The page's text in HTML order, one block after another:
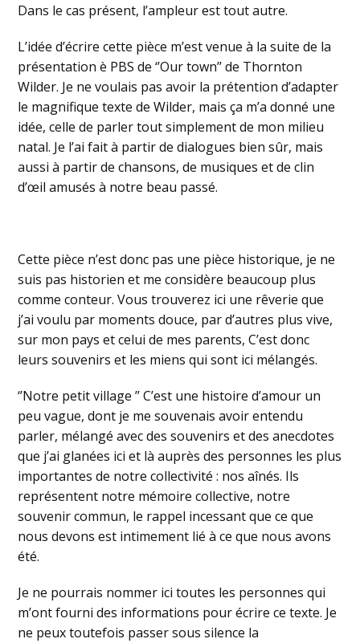
Dans le cas présent, l’ampleur est tout autre.
L’idée d’écrire cette pièce m’est venue à la suite de la
présentation è PBS de ‘’Our town’’ de Thornton
Wilder. Je ne voulais pas avoir la prétention d’adapter
le magnifique texte de Wilder, mais ça m’a donné une
idée, celle de parler tout simplement de mon milieu
natal. Je l’ai fait à partir de dialogues bien sûr, mais
aussi à partir de chansons, de musiques et de clin
d’œil amusés à notre beau passé.
Cette pièce n’est donc pas une pièce historique, je ne
suis pas historien et me considère beaucoup plus
comme conteur. Vous trouverez ici une rêverie que
j’ai voulu par moments douce, par d’autres plus vive,
sur mon pays et celui de mes parents, C’est donc
leurs souvenirs et les miens qui sont ici mélangés.
‘’Notre petit village ’’ C’est une histoire d’amour un
peu vague, dont je me souvenais avoir entendu
parler, mélangé avec des souvenirs et des anecdotes
que j’ai glanées ici et là auprès des personnes les plus
importantes de notre collectivité : nos aînés. Ils
représentent notre mémoire collective, notre
souvenir commun, le rappel incessant que ce que
nous devons est intimement lié à ce que nous avons
été.
Je ne pourrais nommer ici toutes les personnes qui
m’ont fourni des informations pour écrire ce texte. Je
ne peux toutefois passer sous silence la